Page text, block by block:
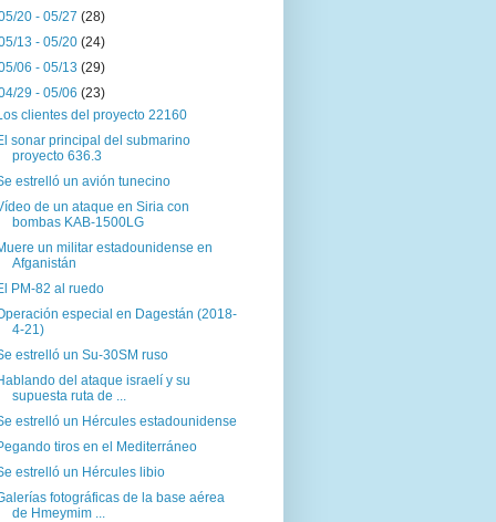
20 - 05/27(28)
13 - 05/20(24)
06 - 05/13(29)
29 - 05/06(23)
clientes del proyecto 22160
sonar principal del submarino
proyecto 636.3
estrelló un avión tunecino
de un ataque en Siria con
bombas KAB-1500LG
un militar estadounidense en
Afganistán
PM-82 al ruedo
especial en Dagestán (2018-
4-21)
estrelló un Su-30SM ruso
del ataque israelí y su
supuesta ruta de ...
estrelló un Hércules estadounidense
tiros en el Mediterráneo
estrelló un Hércules libio
fotográficas de la base aérea
de Hmeymim ...